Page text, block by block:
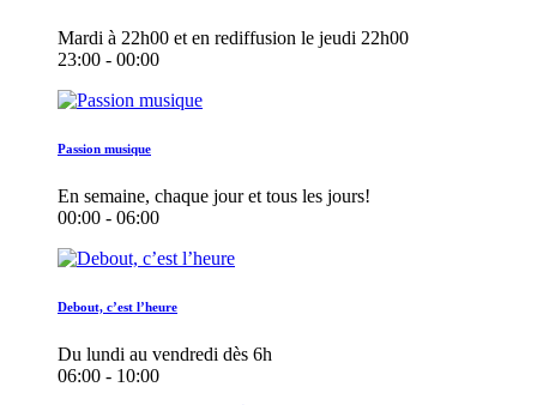
Mardi à 22h00 et en rediffusion le jeudi 22h00
23:00 - 00:00
Passion musique
En semaine, chaque jour et tous les jours!
00:00 - 06:00
Debout, c’est l’heure
Du lundi au vendredi dès 6h
06:00 - 10:00